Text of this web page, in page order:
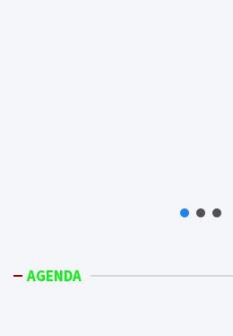
AGENDA